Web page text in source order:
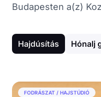
Budapesten a(z)
Hajdúsítás Hónalj
FODRÁSZAT / HAJSTÚDIÓ